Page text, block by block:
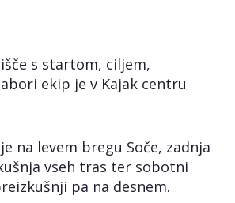
s startom, ciljem,
ekip je v Kajak centru
na levem bregu Soče, zadnja
vseh tras ter sobotni
pa na desnem.